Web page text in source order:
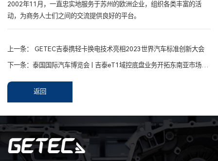
2002年11月，一直忠实地服务于苏州的欧洲企业，组织各类丰富的活
动，为商务人士们之间的交流提供良好的平台。
上一条： GETEC吉泰携轻卡换电技术亮相2023世界汽车标准创新大会
下一条： 泰国国际汽车博览会 | 吉泰eT1域控底盘业务开拓东南亚市场版图
返回